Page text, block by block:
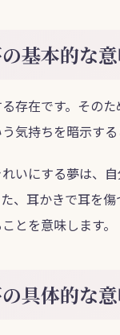
基本的な
存在です。その
気持ちを暗示する
いにする夢は、
、耳かきで耳を
とを意味します。
具体的な